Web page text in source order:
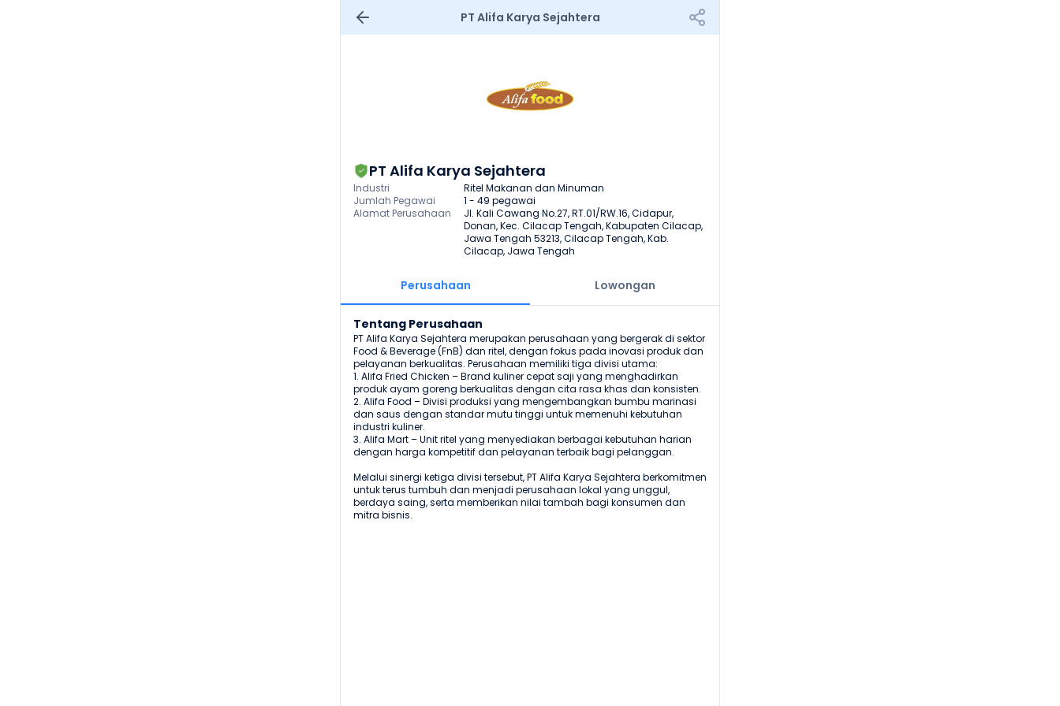
PT Alifa Karya Sejahtera
PT Alifa Karya Sejahtera
Industri
Ritel Makanan dan Minuman
Jumlah Pegawai
1 - 49 pegawai
Alamat Perusahaan
Jl. Kali Cawang No.27, RT.01/RW.16, Cidapur,
Donan, Kec. Cilacap Tengah, Kabupaten Cilacap,
Jawa Tengah 53213, Cilacap Tengah, Kab.
Cilacap, Jawa Tengah
Perusahaan Lowongan
Tentang Perusahaan
PT Alifa Karya Sejahtera merupakan perusahaan yang bergerak di sektor
Food & Beverage (FnB) dan ritel, dengan fokus pada inovasi produk dan
pelayanan berkualitas. Perusahaan memiliki tiga divisi utama:
1. Alifa Fried Chicken – Brand kuliner cepat saji yang menghadirkan
produk ayam goreng berkualitas dengan cita rasa khas dan konsisten.
2. Alifa Food – Divisi produksi yang mengembangkan bumbu marinasi
dan saus dengan standar mutu tinggi untuk memenuhi kebutuhan
industri kuliner.
3. Alifa Mart – Unit ritel yang menyediakan berbagai kebutuhan harian
dengan harga kompetitif dan pelayanan terbaik bagi pelanggan.
Melalui sinergi ketiga divisi tersebut, PT Alifa Karya Sejahtera berkomitmen
untuk terus tumbuh dan menjadi perusahaan lokal yang unggul,
berdaya saing, serta memberikan nilai tambah bagi konsumen dan
mitra bisnis.